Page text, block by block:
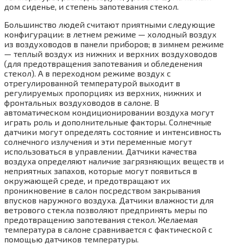
дом сиденье, и степень запотевания стекол.
Большинство людей считают приятными следующие
конфигурации: в летнем режиме — холодный воздух
из воздуховодов в панели приборов; в зимнем режиме
— теплый воз­дух из нижних и верхних воздуховодов
(для предотвращения запотевания и обледенения
стекол). А в переходном режиме воздух с
отрегулированной температурой выходит в
регулируемых пропорциях из верхних, ниж­них и
фронтальных воздуховодов в салоне. В
автоматическом кондиционировании воздуха могут
играть роль и дополнительные факторы. Солнечные
датчики могут определять состоя­ние и интенсивность
солнечного излучения и эти переменные могут
использоваться в управлении. Датчики качества
воздуха опреде­ляют наличие загрязняющих веществ и
не­приятных запахов, которые могут появиться в
окружающей среде, и предотвращают их
проникновение в салон посредством закры­вания
впусков наружного воздуха. Датчики влажности для
ветрового стекла позволяют предпринять меры по
предотвращению запо­тевания стекол. Желаемая
температура в са­лоне сравнивается с фактической с
помощью датчиков температуры.